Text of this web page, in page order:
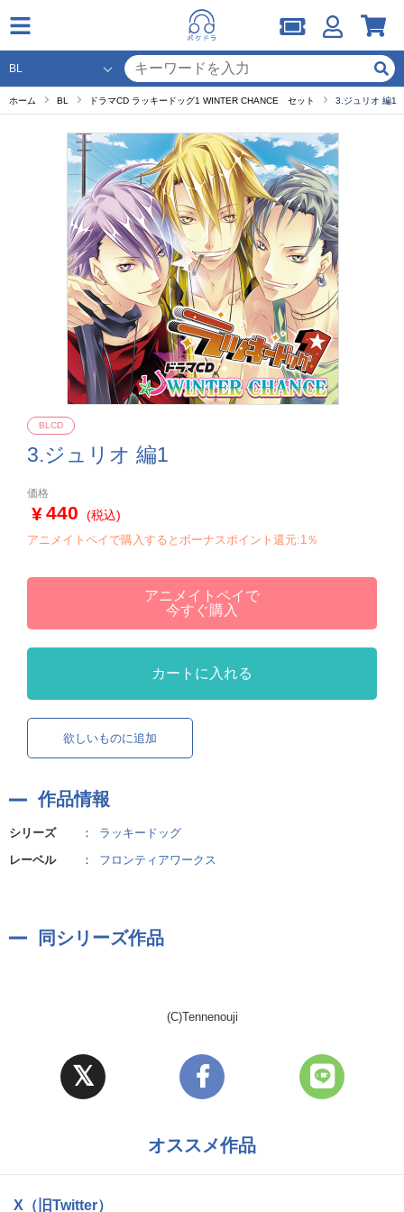
ホーム BL ドラマCD ラッキードッグ1 WINTER CHANCE セット 3.ジュリオ 編1
3.ジュリオ 編1
BLCD
価格
440 (税込)
アニメイトペイで購入するとボーナスポイント還元:1％
アニメイトペイで
今すぐ購入
カートに入れる
欲しいものに追加
作品情報
シリーズ ：
ラッキードッグ
レーベル
： フロンティアワークス
同シリーズ作品
(C)Tennenouji
オススメ作品
X（旧Twitter）